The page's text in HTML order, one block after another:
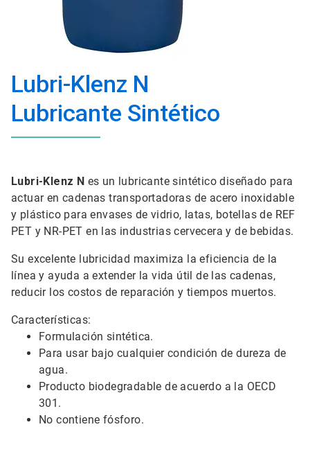
Lubri-Klenz N
Lubricante Sintético
Lubri-Klenz N es un lubricante sintético diseñado para
actuar en cadenas transportadoras de acero inoxidable
y plástico para envases de vidrio, latas, botellas de REF
PET y NR-PET en las industrias cervecera y de bebidas.
Su excelente lubricidad maximiza la eficiencia de la
línea y ayuda a extender la vida útil de las cadenas,
reducir los costos de reparación y tiempos muertos.
Características:
Formulación sintética.
Para usar bajo cualquier condición de dureza de
agua.
Producto biodegradable de acuerdo a la OECD
301.
No contiene fósforo.